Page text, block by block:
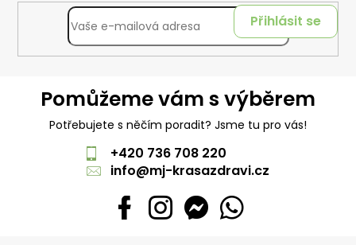
Přihlásit se
Pomůžeme vám s výběrem
Potřebujete s něčím poradit? Jsme tu pro vás!
+420 736 708 220
info@mj-krasazdravi.cz